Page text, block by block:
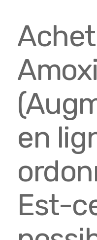
en
Est-